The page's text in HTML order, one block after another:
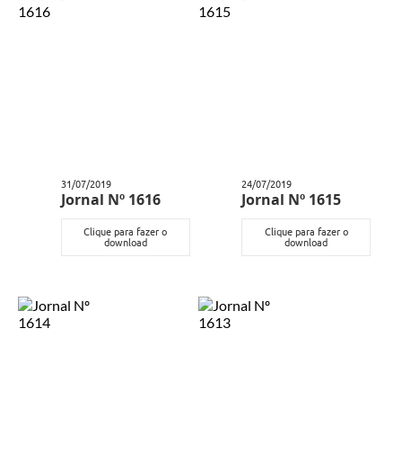
Meu Primeiro Trabalho
Dados Epidemiológicos HIV em Sertãozinho
Carta de Serviços
31/07/2019
Jornal Nº 1616
Clique para fazer o
download
24/07/2019
Jornal Nº 1615
Clique para fazer o
download